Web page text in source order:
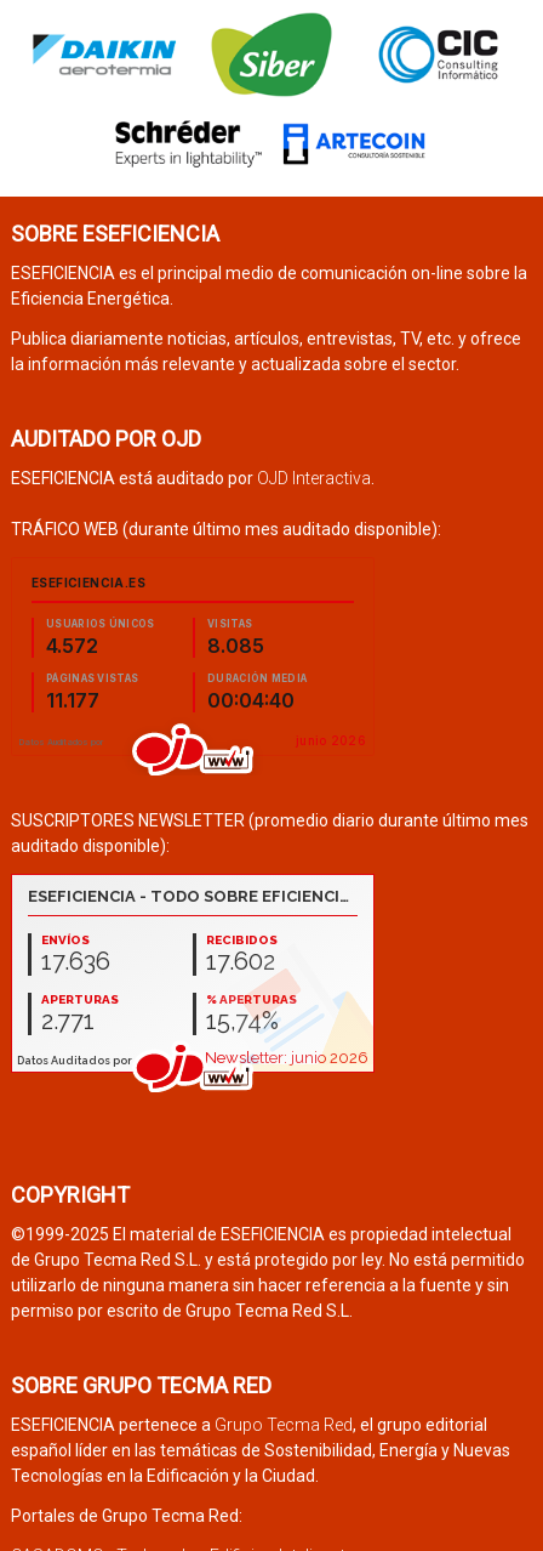
SOBRE ESEFICIENCIA
ESEFICIENCIA es el principal medio de comunicación on-line sobre la
Eficiencia Energética.
Publica diariamente noticias, artículos, entrevistas, TV, etc. y ofrece
la información más relevante y actualizada sobre el sector.
AUDITADO POR OJD
ESEFICIENCIA está auditado por OJD Interactiva
TRÁFICO WEB (durante último mes auditado disponible):
SUSCRIPTORES NEWSLETTER (promedio diario durante último mes
auditado disponible):
COPYRIGHT
©1999-2025 El material de ESEFICIENCIA es propiedad intelectual
de Grupo Tecma Red S.L. y está protegido por ley. No está permitido
utilizarlo de ninguna manera sin hacer referencia a la fuente y sin
permiso por escrito de Grupo Tecma Red S.L.
SOBRE GRUPO TECMA RED
ESEFICIENCIA pertenece a Grupo Tecma Red, el grupo editorial
español líder en las temáticas de Sostenibilidad, Energía y Nuevas
Tecnologías en la Edificación y la Ciudad.
Portales de Grupo Tecma Red: